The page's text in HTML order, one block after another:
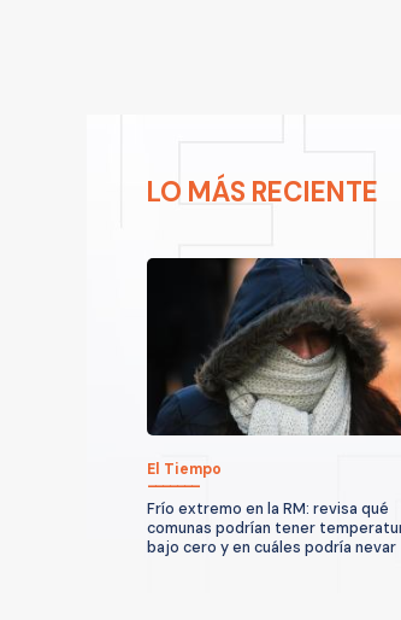
LO MÁS RECIENTE
El Tiempo
Frío extremo en la RM: revisa qué
comunas podrían tener
bajo cero y en cuáles podría nevar